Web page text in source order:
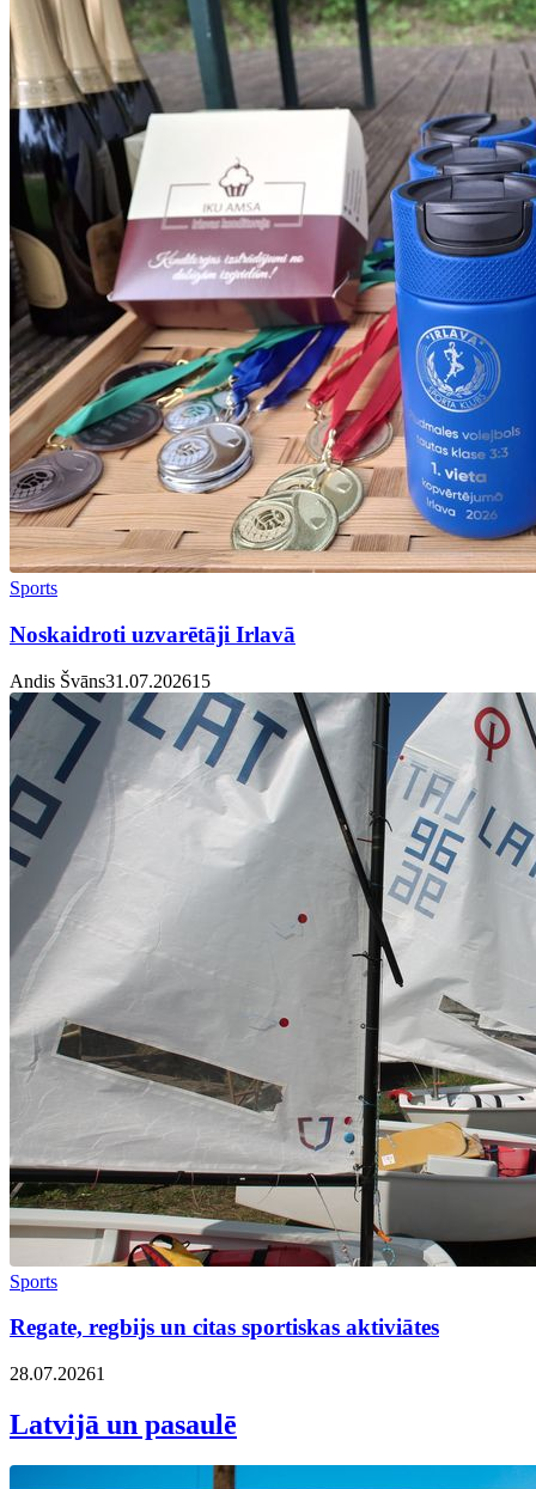
Sports
Noskaidroti uzvarētāji Irlavā
Andis Švāns31.07.20261 5
Sports
Regate, regbijs un citas sportiskas aktiviātes
28.07.20261
Latvijā un pasaulē